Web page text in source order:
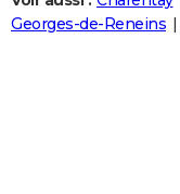
Destinations
City break
Voyage nature
Voyage de noces
Forum
Climat
+
PHOTO
Georges-de-Reneins